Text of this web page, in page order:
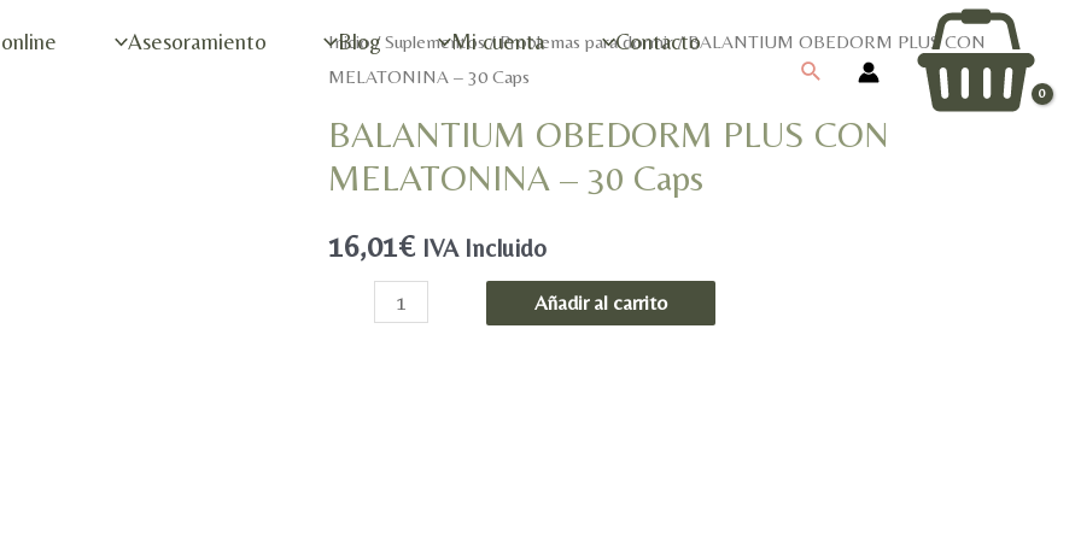
Asesoramiento Blog Mi cuenta Contacto
Buscar
Inicio/Suplementos/Problemas para dormir/ BALANTIUM OBEDORM PLUS CON
MELATONINA – 30 Caps
BALANTIUM OBEDORM PLUS CON
MELATONINA – 30 Caps
16,01€ IVA Incluido
BALANTIUM
Añadir al carrito